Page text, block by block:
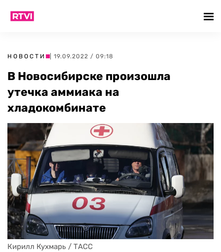
НОВОСТИ | 19.09.2022 / 09:18
В Новосибирске произошла
утечка аммиака на
хладокомбинате
Кирилл Кухмарь / ТАСС